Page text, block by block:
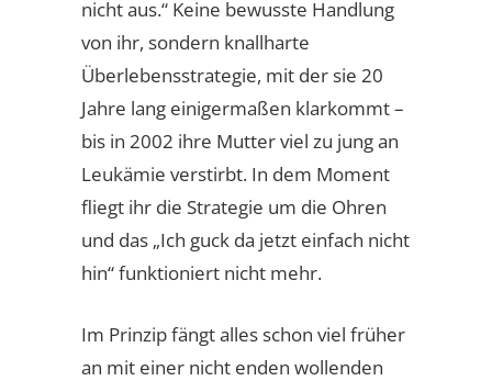
nicht aus.“ Keine bewusste Handlung
von ihr, sondern knallharte
Überlebensstrategie, mit der sie 20
Jahre lang einigermaßen klarkommt –
bis in 2002 ihre Mutter viel zu jung an
Leukämie verstirbt. In dem Moment
fliegt ihr die Strategie um die Ohren
und das „Ich guck da jetzt einfach nicht
hin“ funktioniert nicht mehr.
Im Prinzip fängt alles schon viel früher
an mit einer nicht enden wollenden